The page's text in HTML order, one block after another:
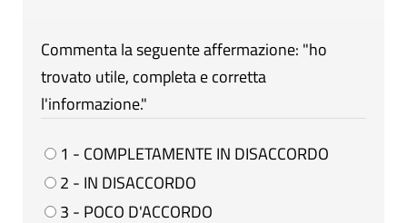
Commenta la seguente affermazione: "ho
trovato utile, completa e corretta
l'informazione."
1 - COMPLETAMENTE IN DISACCORDO
2 - IN DISACCORDO
3 - POCO D'ACCORDO